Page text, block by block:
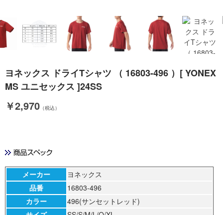
ヨネックス ドライTシャツ （ 16803-496 ）[ YONEX
MS ユニセックス ]24SS
￥2,970 （税込）
メーカー
ヨネックス
品番
16803-496
カラー
496(サンセットレッド)